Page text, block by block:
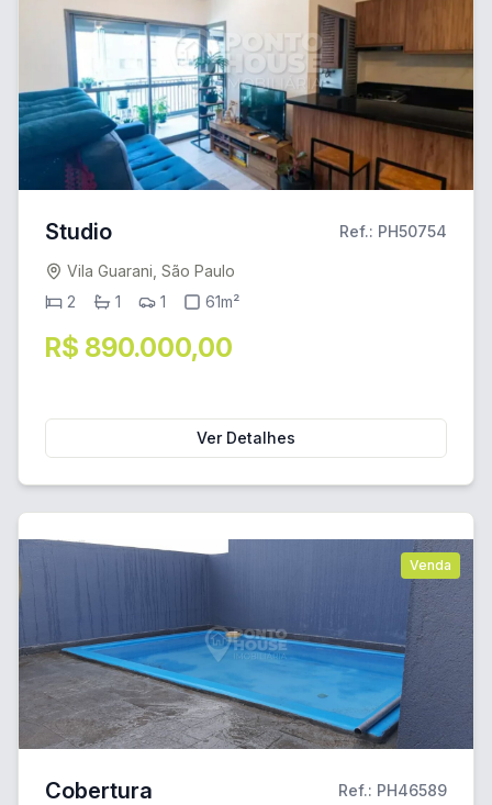
Studio Ref.: PH50754
Vila Guarani, São Paulo
2
1 1 61m²
R$ 890.000,00
Ver Detalhes
Venda
Cobertura Ref.: PH46589